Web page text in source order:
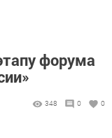
форума
348 0 0